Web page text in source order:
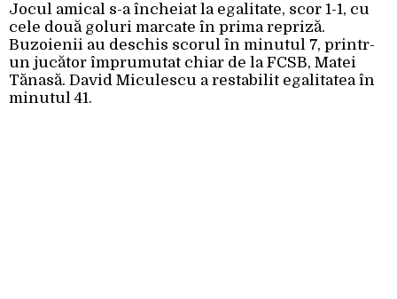
Jocul amical s-a încheiat la egalitate, scor 1-1, cu
cele două goluri marcate în prima repriză.
Buzoienii au deschis scorul în minutul 7, printr-
un jucător împrumutat chiar de la FCSB, Matei
Tănasă. David Miculescu a restabilit egalitatea în
minutul 41.